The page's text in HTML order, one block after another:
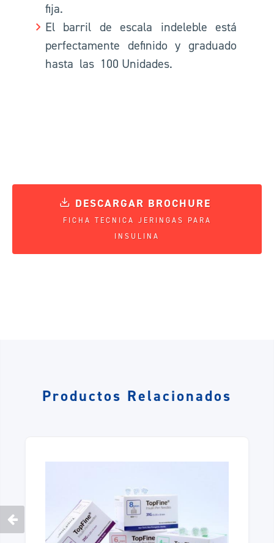
fija.
El barril de escala indeleble está
perfectamente definido y graduado
hasta las 100 Unidades.
DESCARGAR BROCHURE
FICHA TECNICA JERINGAS PARA
INSULINA
Productos Relacionados